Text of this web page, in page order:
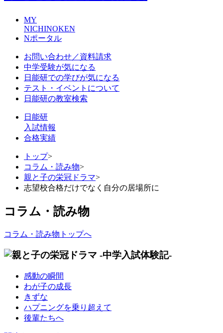
MY
NICHINOKEN
Nポータル
お問い合わせ／資料請求
中学受験が気になる
日能研での学びが気になる
テスト・イベントについて
日能研の教室検索
日能研
入試情報
合格実績
トップ>
コラム・読み物>
親と子の栄冠ドラマ>
志望校合格だけでなく自分の居場所に
コラム・読み物
コラム・読み物トップへ
感動の瞬間
わが子の成長
きずな
ハプニングを乗り超えて
後輩たちへ